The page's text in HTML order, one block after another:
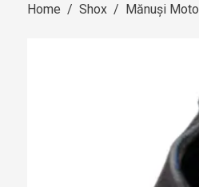
Home / Shox / Mănuși Moto